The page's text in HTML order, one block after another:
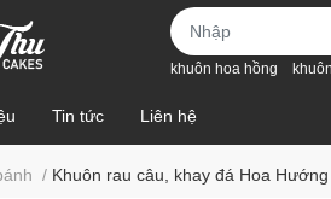
khuôn hoa hồng
Tin tức Liên hệ
/ Khuôn rau câu, khay đá Hoa